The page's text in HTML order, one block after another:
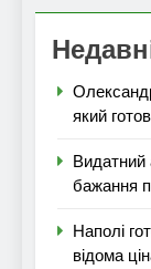
який
Видатний
бажання
Наполі
відома